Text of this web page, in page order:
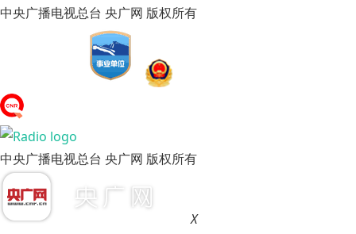
中央广播电视总台 央广网 版权所有
中央广播电视总台 央广网 版权所有
X